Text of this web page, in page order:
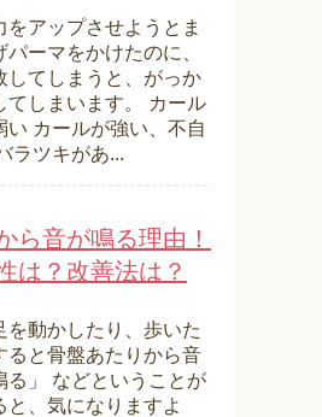
をアップさせようとま
パーマをかけたのに、
してしまうと、がっか
てしまいます。 カール
い カールが強い、不自
ラツキがあ...
ら音が鳴る理由！
は？改善法は？
を動かしたり、歩いた
ると骨盤あたりから音
る」 などということが
と、気になりますよ